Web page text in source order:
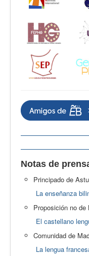
Notas de
Principado de
La enseñanza
Proposición no de
El castellano
Comunidad de
La lengua